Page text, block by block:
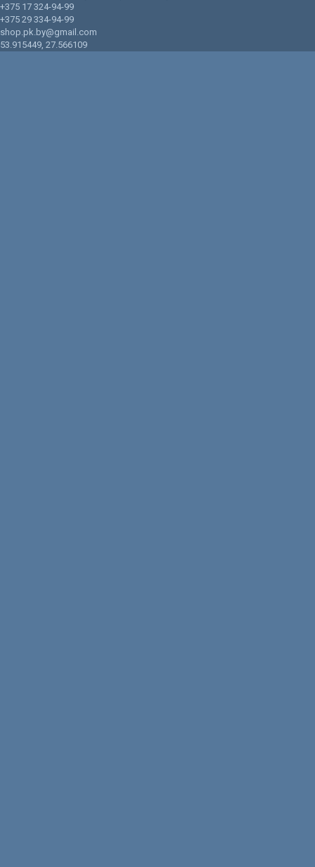
+375 17 324-94-99
+375 29 334-94-99
shop.pk.by@gmail.com
53.915449, 27.566109